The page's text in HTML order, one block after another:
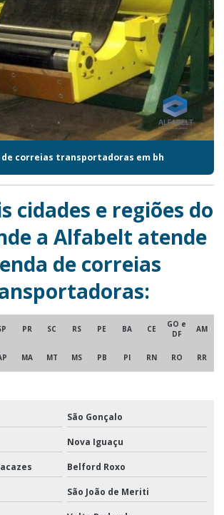
de correias transportadoras em bh
cidades e regiões do
a Alfabelt atende
de correias
PR SC RS PE BA CE
GO e
DF
AM
MA MT MS PB PI RN RO RR
São Gonçalo
Nova Iguaçu
Belford Roxo
São João de Meriti